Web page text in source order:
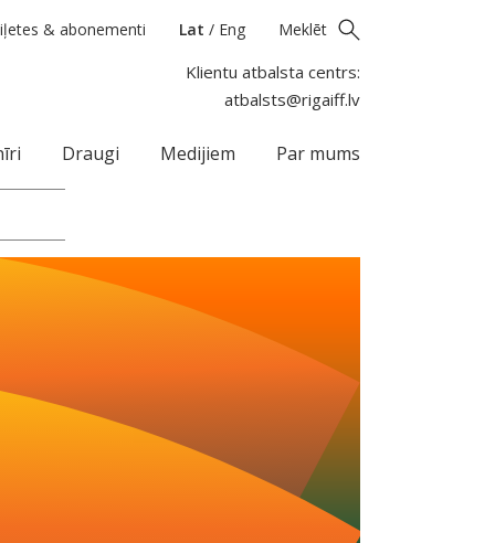
& abonementi Lat / Eng Meklēt
Klientu atbalsta centrs:
atbalsts@rigaiff.lv
Draugi Medijiem Par mums